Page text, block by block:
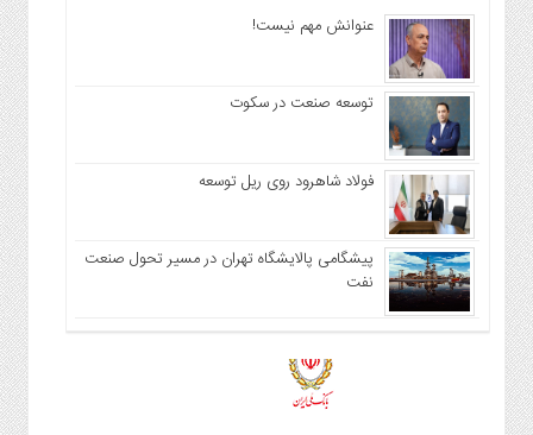
عنوانش مهم نیست!
توسعه صنعت در سکوت
فولاد شاهرود روی ریل توسعه
پیشگامی پالایشگاه تهران در مسیر تحول صنعت
نفت